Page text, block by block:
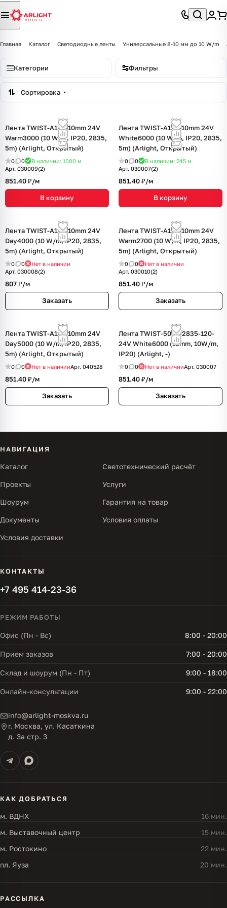
Главная Каталог Светодиодные ленты Универсальные 8-10 мм до 10 W/m
Категории Фильтры
Сортировка
Лента TWIST-A120-10mm 24V
Warm3000 (10 W/m, IP20, 2835,
5m) (Arlight, Открытый)
0 0 В наличии: 1000 м
Арт. 030009(2)
851.40 ₽/м
В корзину
Лента TWIST-A120-10mm 24V
White6000 (10 W/m, IP20, 2835,
5m) (Arlight, Открытый)
0 0 В наличии: 245 м
Арт. 030007(2)
851.40 ₽/м
В корзину
Лента TWIST-A120-10mm 24V
Day4000 (10 W/m, IP20, 2835,
5m) (Arlight, Открытый)
0 0
Нет в наличии
Арт. 030008(2)
807 ₽/м
Заказать
Лента TWIST-A120-10mm 24V
Warm2700 (10 W/m, IP20, 2835,
5m) (Arlight, Открытый)
0 0
Нет в наличии
Арт. 030010(2)
851.40 ₽/м
Заказать
Лента TWIST-A120-10mm 24V
Day5000 (10 W/m, IP20, 2835,
5m) (Arlight, Открытый)
0 0 Нет в наличииАрт. 040528
851.40 ₽/м
Заказать
Лента TWIST-5000-2835-120-
24V White6000 (10mm, 10W/m,
IP20) (Arlight, -)
0 0 Нет в наличииАрт. 030007
851.40 ₽/м
Заказать
НАВИГАЦИЯ
Каталог Светотехнический расчёт
Проекты Услуги
Шоурум Гарантия на товар
Документы Условия оплаты
Условия доставки
КОНТАКТЫ
+7 495 414-23-36
РЕЖИМ РАБОТЫ
Офис (Пн - Вс) 8:00 - 20:00
Прием заказов 7:00 - 20:00
Склад и шоурум (Пн - Пт) 9:00 - 18:00
Онлайн-консультации 9:00 - 22:00
info@arlight-moskva.ru
г. Москва, ул. Касаткина
д. 3а стр. 3
КАК ДОБРАТЬСЯ
м. ВДНХ
16 мин.
м. Выставочный центр
15 мин.
м. Ростокино
22 мин.
пл. Яуза
20 мин.
РАССЫЛКА